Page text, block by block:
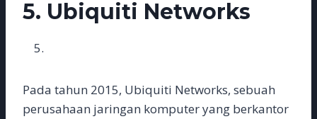
5. Ubiquiti Networks
Pada tahun 2015, Ubiquiti Networks, sebuah
perusahaan jaringan komputer yang berkantor